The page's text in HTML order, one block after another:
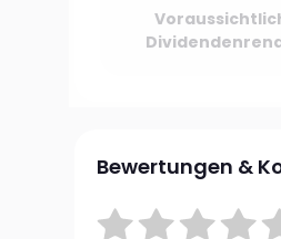
Bewertungen &